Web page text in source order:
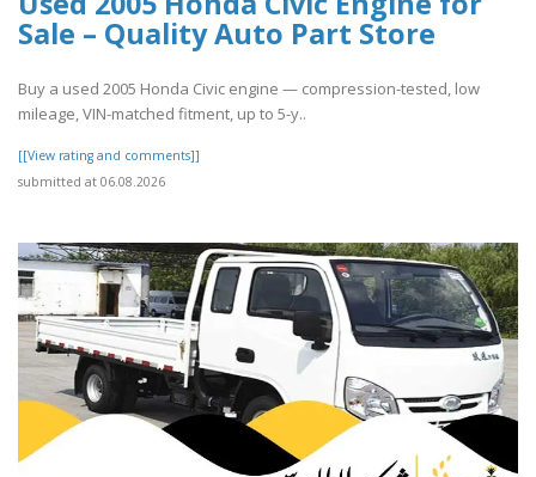
Sale – Quality Auto Part Store
Buy a used 2005 Honda Civic engine — compression-tested, low
mileage, VIN-matched fitment, up to 5-y..
[[View rating and comments]]
submitted at 06.08.2026